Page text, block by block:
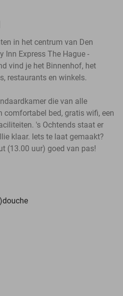
in het centrum van Den
Inn Express The Hague -
vind je het Binnenhof, het
restaurants en winkels.
die van alle
comfortabel bed, gratis wifi, een
's Ochtends staat er
klaar. Iets te laat gemaakt?
(13.00 uur) goed van pas!